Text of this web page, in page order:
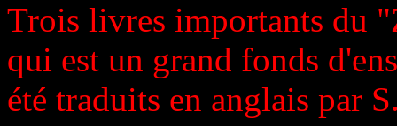
Trois livres importants du
qui est un grand fonds
été traduits en anglais par